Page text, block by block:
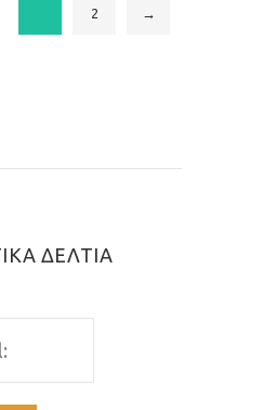
2 →
ΔΕΛΤΙΑ